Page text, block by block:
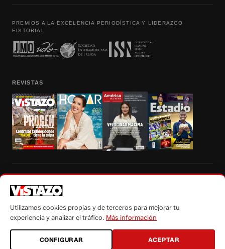
PREMIOS A LA EXCELENCIA PERIODÍSTICA Y LIDERAZGO
EDITORIAL
REVISTAS
autorización escrita de su titular, de todos los contenidos de Vistazo.com.
Utilizamos cookies propias y de terceros para mejorar tu
experiencia y analizar el tráfico. Más información
CONFIGURAR ACEPTAR